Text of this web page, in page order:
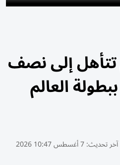
تتأهل إلى نصف
متر ببطولة العالم
آخر تحديث:7 أغسطس 10:47 2026